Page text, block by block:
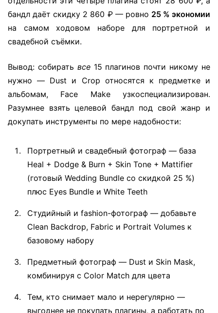
бандл даёт скидку 2 860 ₽ — ровно 25 % экономии
на самом ходовом наборе для портретной и
свадебной съёмки.
Вывод: собирать все15 плагинов почти никому не
нужно — Dust и Crop относятся к предметке и
альбомам, Face Make узкоспециализирован.
Разумнее взять целевой бандл под свой жанр и
докупать инструменты по мере надобности:
Портретный и свадебный фотограф — база
Heal + Dodge & Burn + Skin Tone + Mattifier
(готовый Wedding Bundle со скидкой 25 %)
плюс Eyes Bundle и White Teeth
Студийный и fashion-фотограф — добавьте
Clean Backdrop, Fabric и Portrait Volumes к
базовому набору
Предметный фотограф — Dust и Skin Mask,
комбинируя с Color Match для цвета
Тем, кто снимает мало и нерегулярно —
выгоднее не покупать плагины, а работать по